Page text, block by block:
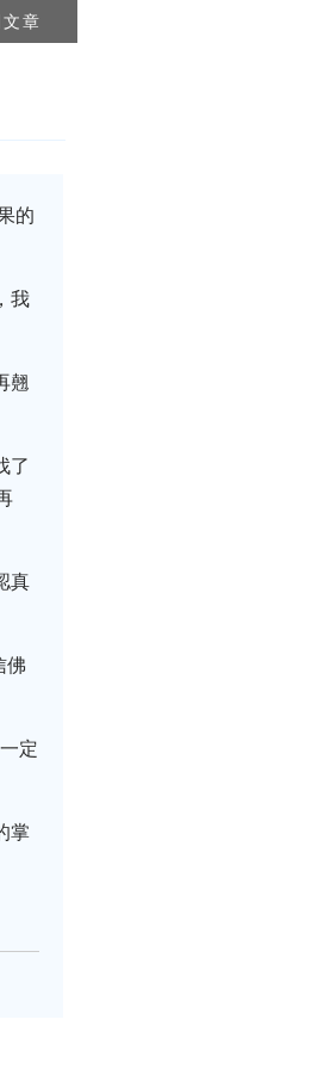
章
的
我
翹
了
真
佛
定
掌